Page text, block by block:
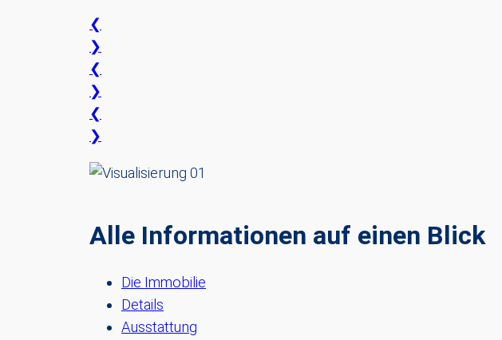
❮
❯
❮
❯
❮
❯
Alle Informationen auf einen Blick
Die Immobilie
Details
Ausstattung